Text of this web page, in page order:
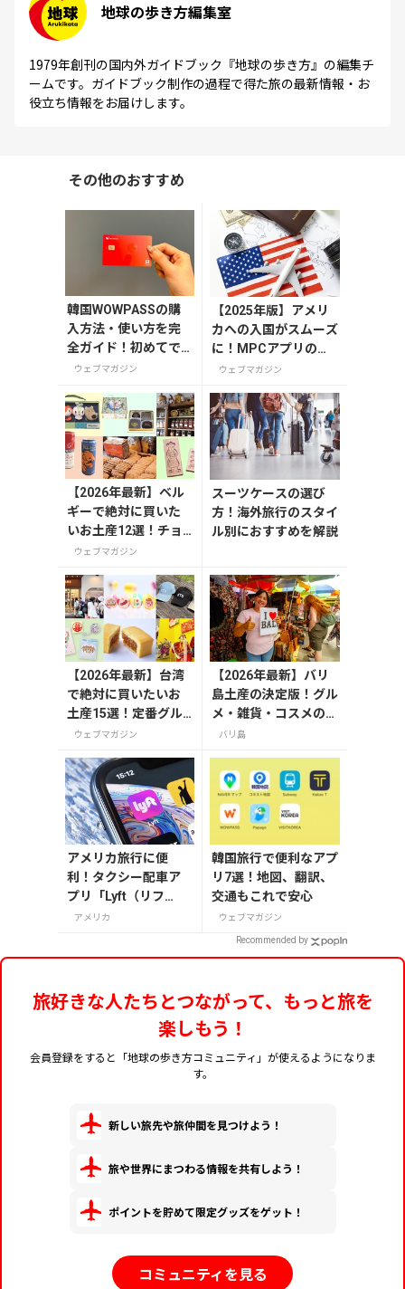
地球の歩き方編集室
1979年創刊の国内外ガイドブック『地球の歩き方』の編集チ
ームです。ガイドブック制作の過程で得た旅の最新情報・お
役立ち情報をお届けします。
その他のおすすめ
韓国WOWPASSの購
入方法・使い方を完
全ガイド！初めてで
も迷わない
ウェブマガジン
【2025年版】アメリ
カへの入国がスムーズ
に！MPCアプリの登
録方法や使い方を解説
ウェブマガジン
【2026年最新】ベル
ギーで絶対に買いた
いお土産12選！チョ
コレートやビール・
ウェブマガジン
スーツケースの選び
方！海外旅行のスタイ
ル別におすすめを解説
【2026年最新】台湾
で絶対に買いたいお
土産15選！定番グル
メやかわいい雑貨、
ウェブマガジン
【2026年最新】バリ
島土産の決定版！グル
メ・雑貨・コスメのお
すすめ20選
バリ島
アメリカ旅行に便
利！タクシー配車ア
プリ「Lyft（リフ
ト）」の登録・利用
アメリカ
韓国旅行で便利なアプ
リ7選！地図、翻訳、
交通もこれで安心
ウェブマガジン
Recommended by
旅好きな人たちとつながって、もっと旅を
楽しもう！
会員登録をすると「地球の歩き方コミュニティ」が使えるようになりま
す。
新しい旅先や旅仲間を見つけよう！
旅や世界にまつわる情報を共有しよう！
ポイントを貯めて限定グッズをゲット！
コミュニティを見る